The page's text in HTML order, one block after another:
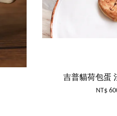
吉普貓荷包蛋
NT$